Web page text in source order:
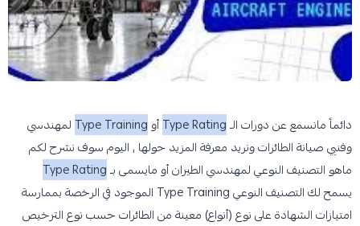
دائماً مانسمع عن دورات الـType Ratingأو Type Training لمهندسي
وفنيي صيانة الطائرات ونريد معرفة المزيد حولها , اليوم سوف نشرح لكم
ماهو التصنيف النوعي لمهندسي الطيران أو مايسمى بـType Rating
يسمح لك التصنيف النوعي Type Training الموجود في الرخصة بممارسة
امتيازات الشهادة على نوع (أنواع) معينة من الطائرات حسب نوع الترخيص